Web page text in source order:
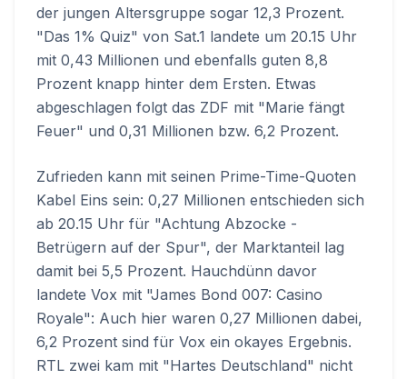
der jungen Altersgruppe sogar 12,3 Prozent.
"Das 1% Quiz" von Sat.1 landete um 20.15 Uhr
mit 0,43 Millionen und ebenfalls guten 8,8
Prozent knapp hinter dem Ersten. Etwas
abgeschlagen folgt das ZDF mit "Marie fängt
Feuer" und 0,31 Millionen bzw. 6,2 Prozent.
Zufrieden kann mit seinen Prime-Time-Quoten
Kabel Eins sein: 0,27 Millionen entschieden sich
ab 20.15 Uhr für "Achtung Abzocke -
Betrügern auf der Spur", der Marktanteil lag
damit bei 5,5 Prozent. Hauchdünn davor
landete Vox mit "James Bond 007: Casino
Royale": Auch hier waren 0,27 Millionen dabei,
6,2 Prozent sind für Vox ein okayes Ergebnis.
RTL zwei kam mit "Hartes Deutschland" nicht